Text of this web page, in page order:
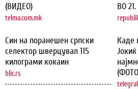
(ВИДЕО)
telma.com.mk
Син на поранешен српски
селектор шверцувал 115
килограми кокаин
blic.rs
ВО
Каде